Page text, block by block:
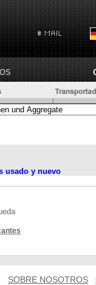
usado y nuevo
SOBRE NOSOTROS